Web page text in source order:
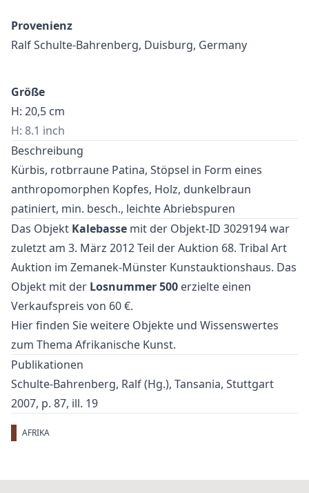
Provenienz
Ralf Schulte-Bahrenberg, Duisburg, Germany
Größe
H: 20,5 cm
H: 8.1 inch
Beschreibung
Kürbis, rotbrraune Patina, Stöpsel in Form eines
anthropomorphen Kopfes, Holz, dunkelbraun
patiniert, min. besch., leichte Abriebspuren
Das Objekt Kalebasse mit der Objekt-ID 3029194 war
zuletzt am 3. März 2012 Teil der Auktion 68. Tribal Art
Auktion im Zemanek-Münster Kunstauktionshaus. Das
Objekt mit der Losnummer 500 erzielte einen
Verkaufspreis von 60 €.
Hier finden Sie weitere Objekte und Wissenswertes
zum Thema Afrikanische Kunst.
Publikationen
Schulte-Bahrenberg, Ralf (Hg.), Tansania, Stuttgart
2007, p. 87, ill. 19
AFRIKA